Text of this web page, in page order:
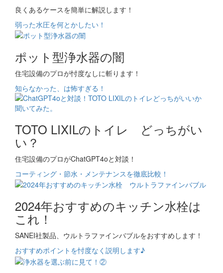
良くあるケースを簡単に解説します！
弱った水圧を何とかしたい！
ポット型浄水器の闇
住宅設備のプロが忖度なしに斬ります！
知らなかった、は怖すぎる！
TOTO LIXILのトイレ どっちがい
い？
住宅設備のプロがChatGPT4oと対談！
コーティング・節水・メンテナンスを徹底比較！
2024年おすすめのキッチン水栓は
これ！
SANEI社製品、ウルトラファインバブルをおすすめします！
おすすめポイントを忖度なく説明します♪